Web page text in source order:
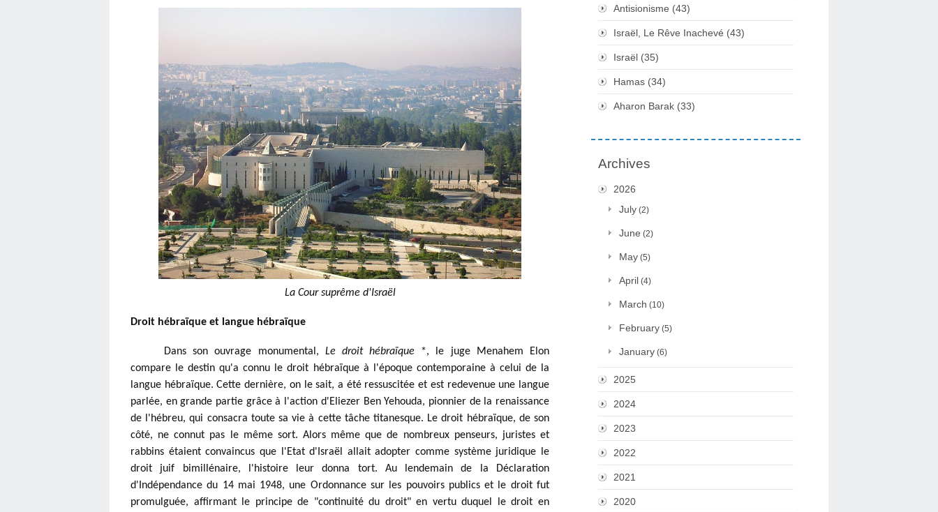
La Cour suprême d'Israël
Droit hébraïque et langue hébraïque
Dans son ouvrage monumental, Le droit hébraïque *, le juge Menahem Elon
compare le destin qu'a connu le droit hébraïque à l'époque contemporaine à celui de la
langue hébraïque. Cette dernière, on le sait, a été ressuscitée et est redevenue une langue
parlée, en grande partie grâce à l'action d'Eliezer Ben Yehouda, pionnier de la renaissance
de l'hébreu, qui consacra toute sa vie à cette tâche titanesque. Le droit hébraïque, de son
côté, ne connut pas le même sort. Alors même que de nombreux penseurs, juristes et
rabbins étaient convaincus que l'Etat d'Israël allait adopter comme système juridique le
droit juif bimillénaire, l'histoire leur donna tort. Au lendemain de la Déclaration
d'Indépendance du 14 mai 1948, une Ordonnance sur les pouvoirs publics et le droit fut
promulguée, affirmant le principe de "continuité du droit" en vertu duquel le droit en
Antisionisme (43)
Israël, Le Rêve Inachevé (43)
Israël (35)
Hamas (34)
Aharon Barak (33)
Archives
2026
July (2)
June (2)
May (5)
April (4)
March (10)
February (5)
January (6)
2025
2024
2023
2022
2021
2020